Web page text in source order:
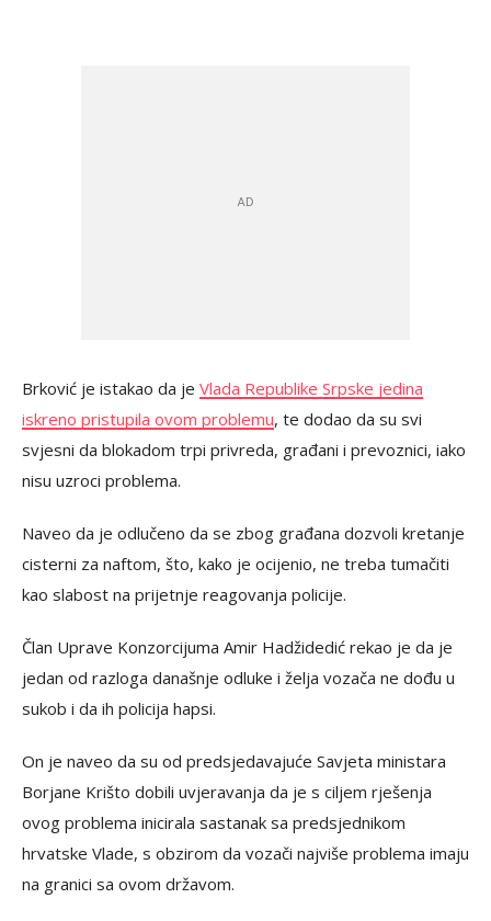
Brković je istakao da je Vlada Republike Srpske jedina
iskreno pristupila ovom problemu, te dodao da su svi
svjesni da blokadom trpi privreda, građani i prevoznici, iako
nisu uzroci problema.
Naveo da je odlučeno da se zbog građana dozvoli kretanje
cisterni za naftom, što, kako je ocijenio, ne treba tumačiti
kao slabost na prijetnje reagovanja policije.
Član Uprave Konzorcijuma Amir Hadžidedić rekao je da je
jedan od razloga današnje odluke i želja vozača ne dođu u
sukob i da ih policija hapsi.
On je naveo da su od predsjedavajuće Savjeta ministara
Borjane Krišto dobili uvjeravanja da je s ciljem rješenja
ovog problema inicirala sastanak sa predsjednikom
hrvatske Vlade, s obzirom da vozači najviše problema imaju
na granici sa ovom državom.